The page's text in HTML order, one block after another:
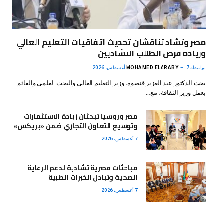
مصر وتشاد تناقشان تحديث اتفاقيات التعليم العالي
وزيادة فرص الطلاب التشاديين
بواسطة MOHAMED ELARABY 7 أغسطس، 2026
بحث الدكتور عبد العزيز قنصوة، وزير التعليم العالي والبحث العلمي والقائم
بعمل وزير الثقافة، مع…
مصر وروسيا تبحثان زيادة الاستثمارات
وتوسيع التعاون التجاري ضمن «بريكس»
7 أغسطس، 2026
مباحثات مصرية تشادية لدعم الرعاية
الصحية وتبادل الخبرات الطبية
7 أغسطس، 2026